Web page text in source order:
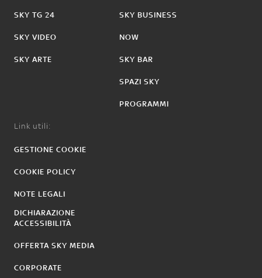
SKY TG 24
SKY VIDEO
SKY ARTE
SKY BUSINESS
NOW
SKY BAR
SPAZI SKY
PROGRAMMI
Link utili:
GESTIONE COOKIE
COOKIE POLICY
NOTE LEGALI
DICHIARAZIONE
ACCESSIBILITÀ
OFFERTA SKY MEDIA
CORPORATE